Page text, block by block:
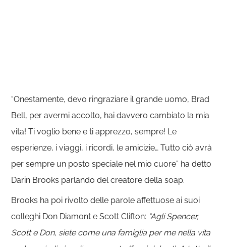
“Onestamente, devo ringraziare il grande uomo, Brad
Bell, per avermi accolto, hai davvero cambiato la mia
vita! Ti voglio bene e ti apprezzo, sempre! Le
esperienze, i viaggi, i ricordi, le amicizie… Tutto ciò avrà
per sempre un posto speciale nel mio cuore” ha detto
Darin Brooks parlando del creatore della soap.
Brooks ha poi rivolto delle parole affettuose ai suoi
colleghi Don Diamont e Scott Clifton: “Agli Spencer,
Scott e Don, siete come una famiglia per me nella vita